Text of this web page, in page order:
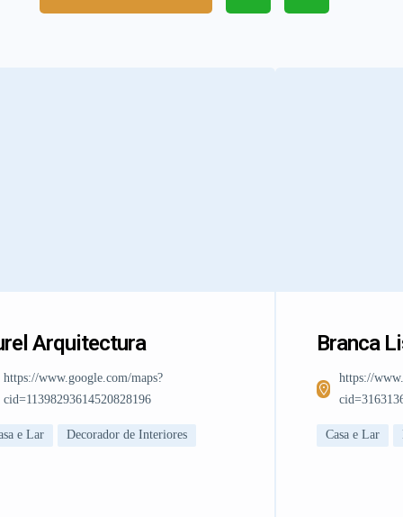
Arquitectura
https://www.google.com/maps?
cid=11398293614520828196
e Lar Decorador de Interiores
Branca
https://
Casa e Lar